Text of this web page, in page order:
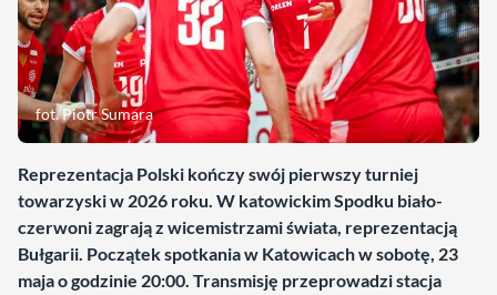
fot. Piotr Sumara
Reprezentacja Polski kończy swój pierwszy turniej
towarzyski w 2026 roku. W katowickim Spodku biało-
czerwoni zagrają z wicemistrzami świata, reprezentacją
Bułgarii. Początek spotkania w Katowicach w sobotę, 23
maja o godzinie 20:00. Transmisję przeprowadzi stacja